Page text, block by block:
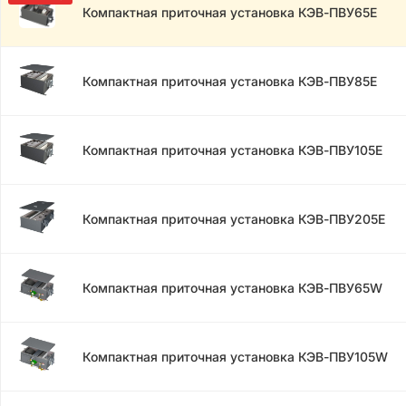
Компактная приточная установка КЭВ-ПВУ65E
Компактная приточная установка КЭВ-ПВУ85E
Компактная приточная установка КЭВ-ПВУ105E
Компактная приточная установка КЭВ-ПВУ205E
Компактная приточная установка КЭВ-ПВУ65W
Компактная приточная установка КЭВ-ПВУ105W